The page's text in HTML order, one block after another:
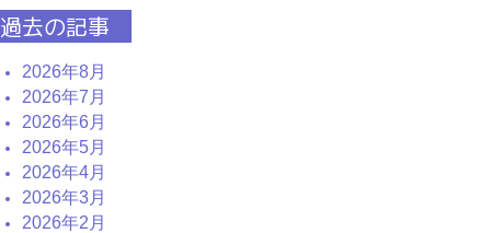
過去の記事
2026年8月
2026年7月
2026年6月
2026年5月
2026年4月
2026年3月
2026年2月